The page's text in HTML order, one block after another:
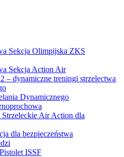
Sekcja Olimpijska ZKS
Sekcja Action Air
– dynamiczne treningi strzelectwa
Dynamicznego
Air Action dla
dla bezpieczeństwa
ISSF